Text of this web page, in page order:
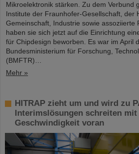
Mikroelektronik stärken. Zu dem Verbund
Institute der Fraunhofer-Gesellschaft, der
Gemeinschaft, Industrie sowie assoziierte
haben sie sich jetzt auf die Einrichtung
für Chipdesign beworben. Es war im April
Bundesministerium für Forschung,
(BMFTR)…
Mehr »
HITRAP zieht um und wird zu
Interimslösungen schreiten
Geschwindigkeit voran